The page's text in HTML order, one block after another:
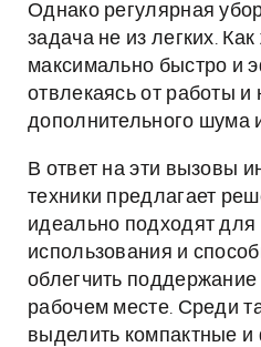
Однако регулярная
задача не из легких.
максимально быстро и
отвлекаясь от работы и
дополнительного шума
В ответ на эти вызовы
техники предлагает
идеально подходят для
использования и
облегчить
рабочем месте. Среди
выделить компактные